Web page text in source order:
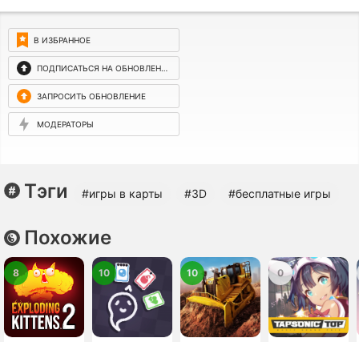
В ИЗБРАННОЕ
ПОДПИСАТЬСЯ НА ОБНОВЛЕНИЯ
ЗАПРОСИТЬ ОБНОВЛЕНИЕ
МОДЕРАТОРЫ
Тэги #игры в карты #3D #бесплатные игры
Похожие
8 10 10 0